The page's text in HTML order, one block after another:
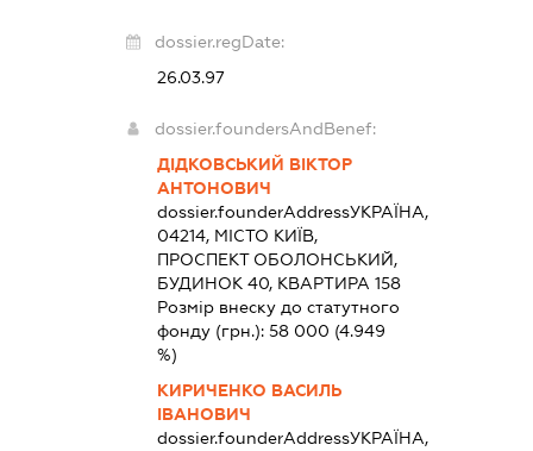
dossier.regDate:
26.03.97
dossier.foundersAndBenef:
ДІДКОВСЬКИЙ ВІКТОР
АНТОНОВИЧ
dossier.founderAddressУКРАЇНА,
04214, МІСТО КИЇВ,
ПРОСПЕКТ ОБОЛОНСЬКИЙ,
БУДИНОК 40, КВАРТИРА 158
Розмір внеску до статутного
фонду (грн.):58 000 (4.949
%)
КИРИЧЕНКО ВАСИЛЬ
ІВАНОВИЧ
dossier.founderAddressУКРАЇНА,